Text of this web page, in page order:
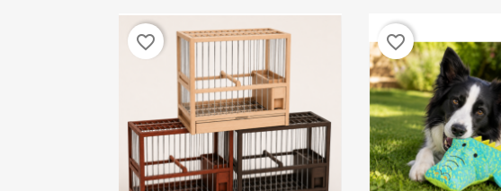
favorite_border
favorite_border